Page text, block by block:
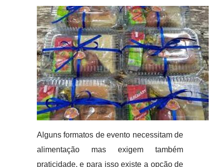
Alguns formatos de evento necessitam de
alimentação mas exigem também
praticidade, e para isso existe a opção de